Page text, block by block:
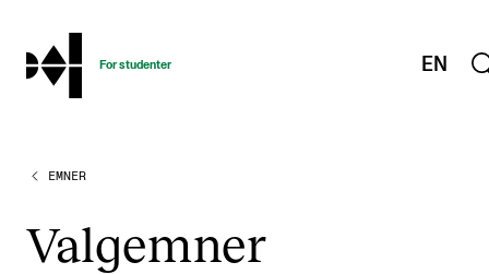
hjem
For studenter EN
STUDIENE
Studieplaner og emner
EMNER
Valg­em­ner